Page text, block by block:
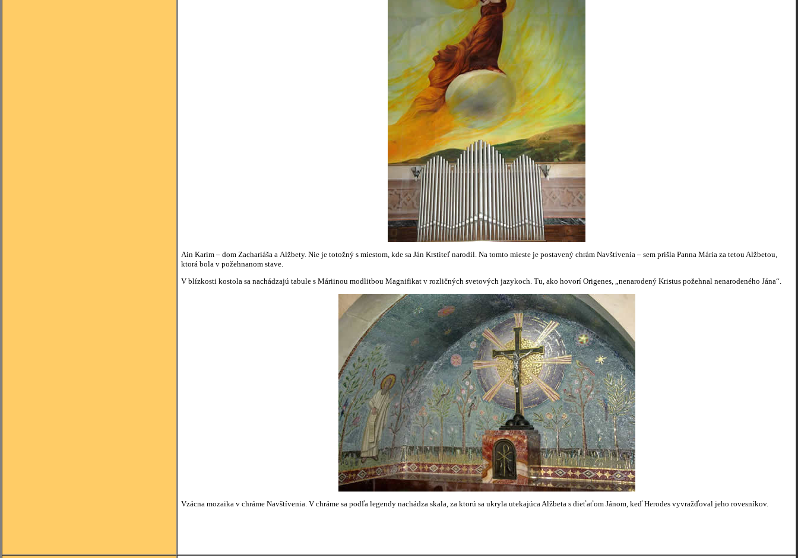
Ain Karim – dom Zachariáša a Alžbety. Nie je totožný s miestom, kde sa Ján Krstiteľ narodil. Na tomto mieste je postavený chrám Navštívenia – sem prišla Panna Mária za tetou Alžbetou,
ktorá bola v požehnanom stave.
V blízkosti kostola sa nachádzajú tabule s Máriinou modlitbou Magnifikat v rozličných svetových jazykoch. Tu, ako hovorí Origenes, „nenarodený Kristus požehnal nenarodeného Jána“.
Vzácna mozaika v chráme Navštívenia. V chráme sa podľa legendy nachádza skala, za ktorú sa ukryla utekajúca Alžbeta s dieťaťom Jánom, keď Herodes vyvražďoval jeho rovesníkov.